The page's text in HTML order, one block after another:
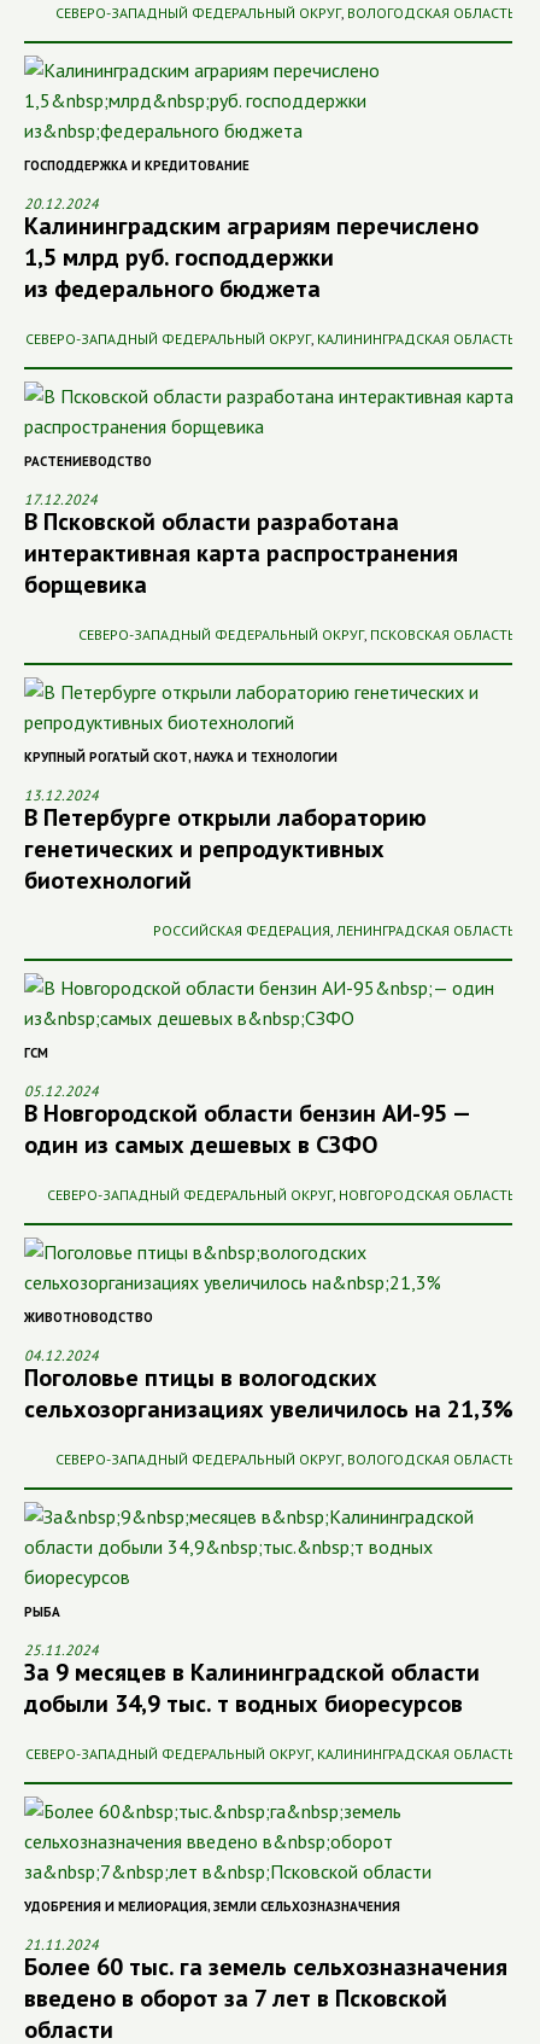
СЕВЕРО-ЗАПАДНЫЙ ФЕДЕРАЛЬНЫЙ ОКРУГ, ВОЛОГОДСКАЯ ОБЛАСТЬ
ГОСПОДДЕРЖКА И КРЕДИТОВАНИЕ
20.12.2024
Калининградским аграриям перечислено
1,5 млрд руб. господдержки
из федерального бюджета
СЕВЕРО-ЗАПАДНЫЙ ФЕДЕРАЛЬНЫЙ ОКРУГ, КАЛИНИНГРАДСКАЯ ОБЛАСТЬ
РАСТЕНИЕВОДСТВО
17.12.2024
В Псковской области разработана
интерактивная карта распространения
борщевика
СЕВЕРО-ЗАПАДНЫЙ ФЕДЕРАЛЬНЫЙ ОКРУГ, ПСКОВСКАЯ ОБЛАСТЬ
КРУПНЫЙ РОГАТЫЙ СКОТ, НАУКА И ТЕХНОЛОГИИ
13.12.2024
В Петербурге открыли лабораторию
генетических и репродуктивных
биотехнологий
РОССИЙСКАЯ ФЕДЕРАЦИЯ, ЛЕНИНГРАДСКАЯ ОБЛАСТЬ
ГСМ
05.12.2024
В Новгородской области бензин АИ-95 —
один из самых дешевых в СЗФО
СЕВЕРО-ЗАПАДНЫЙ ФЕДЕРАЛЬНЫЙ ОКРУГ, НОВГОРОДСКАЯ ОБЛАСТЬ
ЖИВОТНОВОДСТВО
04.12.2024
Поголовье птицы в вологодских
сельхозорганизациях увеличилось на 21,3%
СЕВЕРО-ЗАПАДНЫЙ ФЕДЕРАЛЬНЫЙ ОКРУГ, ВОЛОГОДСКАЯ ОБЛАСТЬ
РЫБА
25.11.2024
За 9 месяцев в Калининградской области
добыли 34,9 тыс. т водных биоресурсов
СЕВЕРО-ЗАПАДНЫЙ ФЕДЕРАЛЬНЫЙ ОКРУГ, КАЛИНИНГРАДСКАЯ ОБЛАСТЬ
УДОБРЕНИЯ И МЕЛИОРАЦИЯ, ЗЕМЛИ СЕЛЬХОЗНАЗНАЧЕНИЯ
21.11.2024
Более 60 тыс. га земель сельхозназначения
введено в оборот за 7 лет в Псковской
области